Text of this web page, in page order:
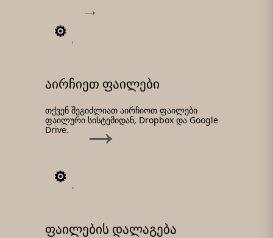
1
აირჩიეთ ფაილები
თქვენ შეგიძლიათ აირჩიოთ ფაილები
ფაილური სისტემიდან, Dropbox და Google
Drive.
2
ფაილების დალაგება